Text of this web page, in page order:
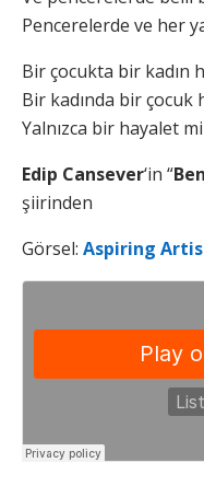
Pencerelerde ve her
Bir çocukta bir kadın
Bir kadında bir çocuk
Yalnızca bir hayalet
Edip Cansever‘in “
şiirinden
Görsel: Aspiring